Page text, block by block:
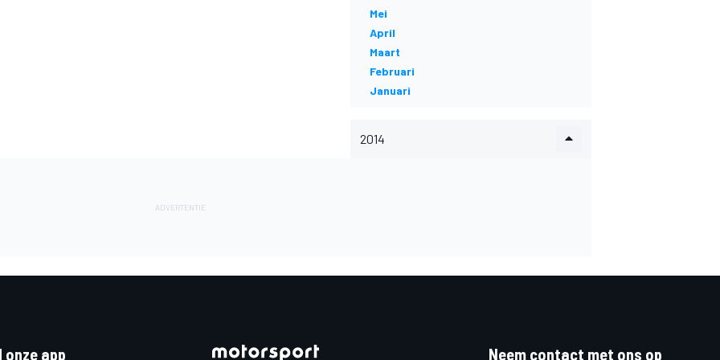
Mei
April
Maart
Februari
Januari
2014
onze app Neem contact met ons op